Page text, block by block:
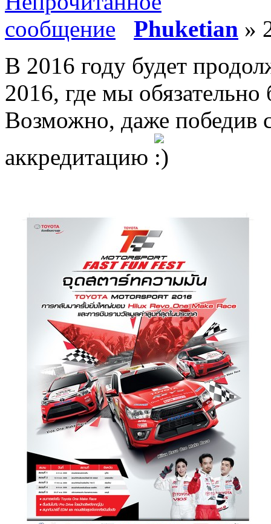
Phuketian »
В 2016 году будет
2016, где мы обязательно
Возможно, даже победив
аккредитацию